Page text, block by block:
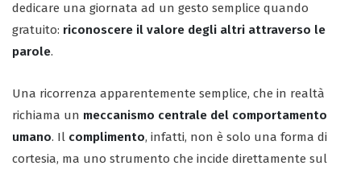
dedicare una giornata ad un gesto semplice quando
gratuito: riconoscere il valore degli altri attraverso le
parole.
Una ricorrenza apparentemente semplice, che in realtà
richiama un meccanismo centrale del comportamento
umano. Il complimento, infatti, non è solo una forma di
cortesia, ma uno strumento che incide direttamente sul